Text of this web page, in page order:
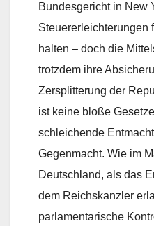
Bundesgericht in New
Steuererleichterungen
halten – doch die
trotzdem ihre
Zersplitterung der
ist keine bloße
schleichende
Gegenmacht. Wie im
Deutschland, als das
dem Reichskanzler
parlamentarische